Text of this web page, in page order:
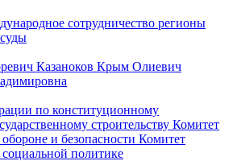
сотрудничество регионы
суды
Казаноков Крым Олиевич
по конституционному
строительству Комитет
и безопасности Комитет
политике